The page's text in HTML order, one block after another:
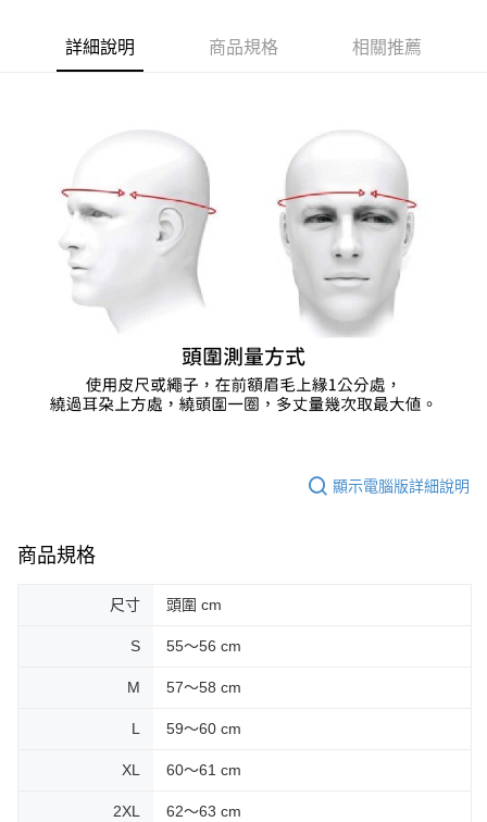
易，需依本服務之必要範圍內提供個人資料，並將交易相關給付款項請求債
權轉讓予恩沛科技股份有限公司。
２．關於個人資料處理事宜，請瀏覽以下網址：
「AFTEE先享後付」，若未經同意申辦者引起之損失，本公司不負相關責
４．使用「AFTEE先享後付」時，將依據個別帳號之用戶狀況，依本公司即
時審查核予不同之上限額度；若仍有額度不足之情形，本公司將視審查結果
請求用戶進行身份認證。
５．嚴禁一人註冊多個帳號或使用他人資訊註冊。若發現惡意使用之情形，
恩沛科技股份有限公司將有權停止該用戶之使用額度並採取法律行動。
詳細說明 商品規格 相關推薦
顯示電腦版詳細說明
商品規格
尺寸 頭圍 cm
S 55～56 cm
M 57～58 cm
L 59～60 cm
XL 60～61 cm
2XL 62～63 cm